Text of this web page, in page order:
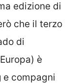
edizione di
che il terzo
di
è
e compagni